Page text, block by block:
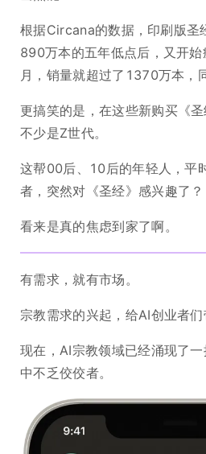
根据Circana的数据，印刷版
890万本的五年低点后，又开
月，销量就超过了1370万本，
更搞笑的是，在这些新购买《
不少是Z世代。
这帮00后、10后的年轻人，平
者，突然对《圣经》感兴趣了？
看来是真的焦虑到家了啊。
有需求，就有市场。
宗教需求的兴起，给AI创业者们
现在，AI宗教领域已经涌现了
中不乏佼佼者。